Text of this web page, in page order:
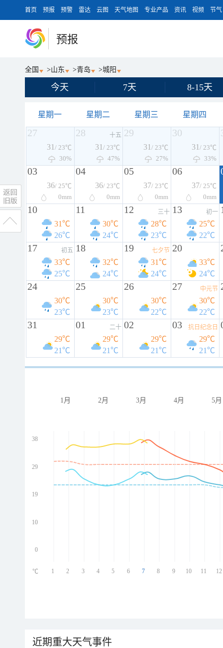
首页 预报 预警 雷达 云图 天气地图 专业产品 资讯 视频 节气
预报
全国 >山东 >青岛 >城阳
今天 7天 8-15天
星期一 星期二 星期三 星期四
27
31 / 23℃
30%
28 十五
31 / 23℃
47%
29
31 / 23℃
27%
30
31 / 23℃
33%
03
36/ 25℃
0mm
04
36/ 23℃
0mm
05
37/ 23℃
0mm
06
37/ 25℃
0mm
10
31℃
26℃
11
30℃
24℃
12 三十
28℃
23℃
13 初一
25℃
22℃
17 初五
33℃
25℃
18
32℃
24℃
19 七夕节
31℃
24℃
20
33℃
24℃
24
30℃
23℃
25
30℃
23℃
26
30℃
22℃
27 中元节
30℃
22℃
31
29℃
21℃
01 二十
29℃
21℃
02
29℃
21℃
03 抗日纪念日
29℃
21℃
1月 2月 3月 4月 5月
38
29
19
10
0
1 2 3 4 5 6 7 8 9 10 11 12
℃
近期重大天气事件